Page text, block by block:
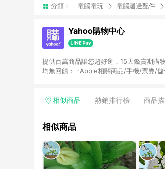
分類： 電腦電玩 電腦週邊配件
Yahoo購物中心
提供百萬商品讓您超好逛，15天鑑賞期購物保障！
均無回饋： -Apple相關商品/手機/票券/
Yahoo超贈點回饋者 - 購物中心商店之商
相似商品 熱銷排行榜 商品
相似商品